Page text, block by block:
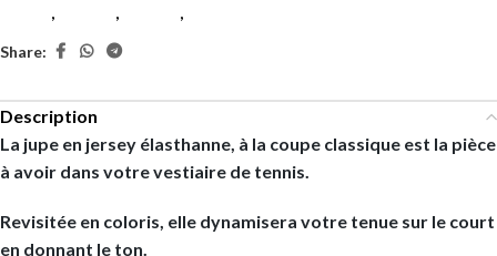
, , ,
Share:
Description
La jupe en jersey élasthanne, à la coupe classique est la pièce
à avoir dans votre vestiaire de tennis.
Revisitée en coloris, elle dynamisera votre tenue sur le court
en donnant le ton.